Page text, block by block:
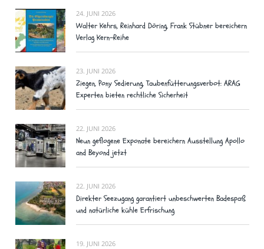
24. JUNI 2026
Walter Kehrs, Reinhard Döring, Frank Stübner bereichern
Verlag Kern-Reihe
23. JUNI 2026
Ziegen, Pony Sedierung, Taubenfütterungsverbot: ARAG
Experten bieten rechtliche Sicherheit
22. JUNI 2026
Neun geflogene Exponate bereichern Ausstellung Apollo
and Beyond jetzt
22. JUNI 2026
Direkter Seezugang garantiert unbeschwerten Badespaß
und natürliche kühle Erfrischung
19. JUNI 2026